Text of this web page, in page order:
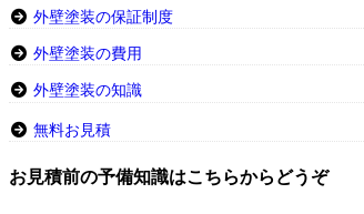
外壁塗装の保証制度
外壁塗装の費用
外壁塗装の知識
無料お見積
お見積前の予備知識はこちらからどうぞ